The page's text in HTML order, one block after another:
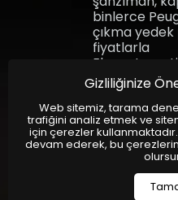
binlerce
çıkma
fiyatlarla
kartına taksit
parçalar
Elvan
Gizliliğinize
Web sitemiz, tarama
trafiğini analiz etmek ve
için çerezler
devam ederek, bu çerezlerin